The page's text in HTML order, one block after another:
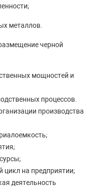
металлов.
черной
мощностей и
процессов.
производства
цикл на предприятии;
деятельность